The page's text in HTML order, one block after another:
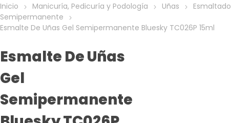
Inicio Manicuría, Pedicuría y Podología Uñas
Esmaltado
Semipermanente
Esmalte De Uñas Gel Semipermanente Bluesky TC026P 15ml
Esmalte De Uñas
Gel
Semipermanente